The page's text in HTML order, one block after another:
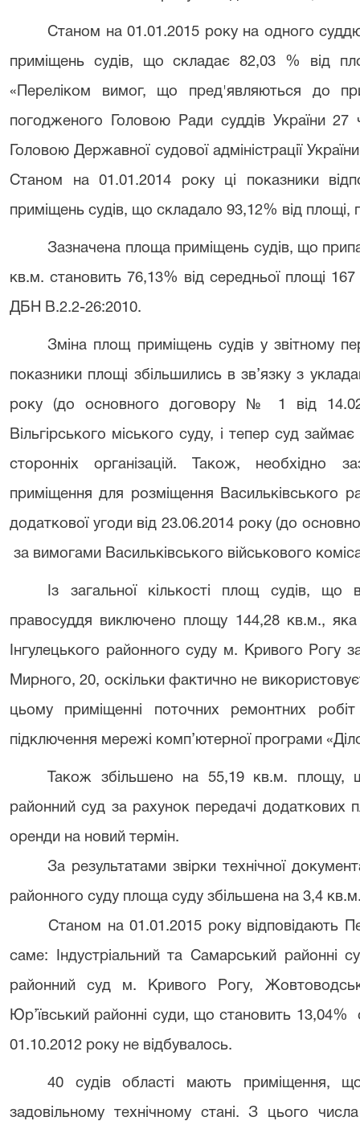
Станом на 01.01.2015 року на одного
приміщень судів, що складає 82,03 % від
«Переліком вимог, що пред'являються до
погодженого Головою Ради суддів України
Головою Державної судової адміністрації
Станом на 01.01.2014 року ці показники
приміщень судів, що складало 93,12% від площі,
Зазначена площа приміщень судів, що
кв.м. становить 76,13% від середньої площі
ДБН В.2.2-26:2010.
Зміна площ приміщень судів у звітному
показники площі збільшились в зв’язку з
року (до основного договору № 1 від
Вільгірського міського суду, і тепер суд
сторонніх організацій. Також, необхідно
приміщення для розміщення Васильківського
додаткової угоди від 23.06.2014 року (до
за вимогами Васильківського військового
Із загальної кількості площ судів, що
правосуддя виключено площу 144,28 кв.м.,
Інгулецького районного суду м. Кривого Рогу
Мирного, 20, оскільки фактично не
цьому приміщенні поточних ремонтних
підключення мережі комп’ютерної програми
Також збільшено на 55,19 кв.м. площу,
районний суд за рахунок передачі додаткових
оренди на новий термін.
За результатами звірки технічної
районного суду площа суду збільшена на 3,4
Станом на 01.01.2015 року відповідають
саме: Індустріальний та Самарський районні
районний суд м. Кривого Рогу,
Юр’ївський районні суди, що становить 13,04%
01.10.2012 року не відбувалось.
40 судів області мають приміщення,
задовільному технічному стані. З цього